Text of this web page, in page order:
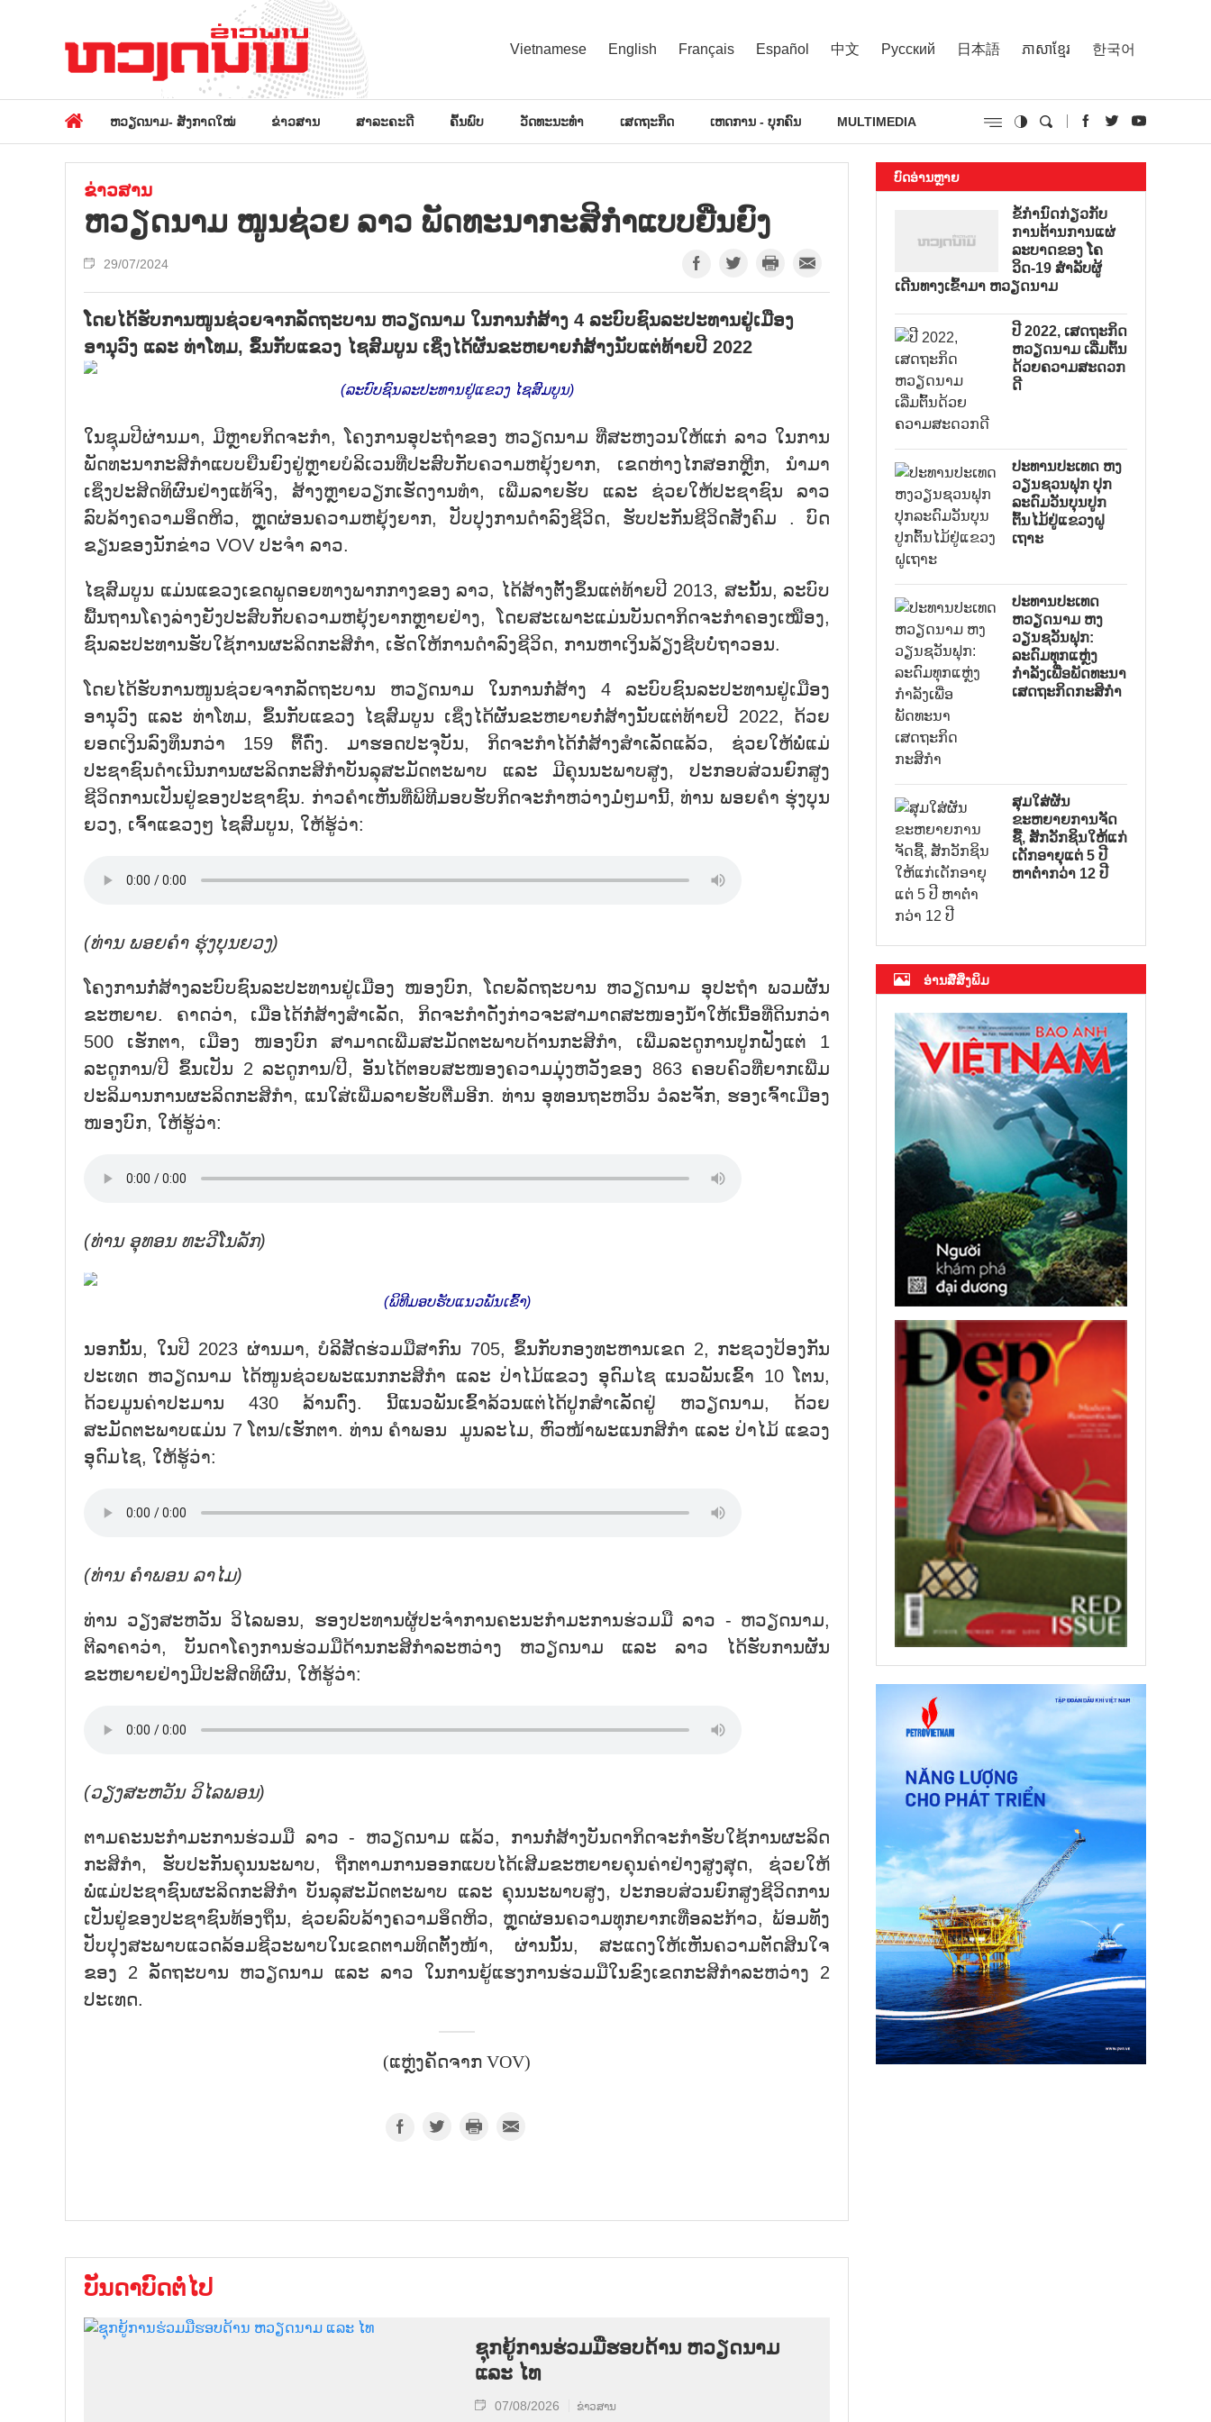
Vietnamese English Français Español 中文 Русский 日本語 ភាសាខ្មែរ 한국어
ຫວຽດນາມ- ສັງກາດໃໝ່ ຂ່າວສານ ສາລະຄະດີ ຄົ້ນພົບ ວັດທະນະທຳ ເສດຖະກິດ ເຫດການ - ບຸກຄົນ MULTIMEDIA
ຂ່າວສານ
ຫວຽດນາມ ໜູນຊ່ວຍ ລາວ ພັດທະນາກະສິກຳແບບຍືນຍົງ
29/07/2024
ໂດຍໄດ້ຮັບການໜູນຊ່ວຍຈາກລັດຖະບານ ຫວຽດນາມ ໃນການກໍ່ສ້າງ 4 ລະບົບຊົນລະປະທານຢູ່ເມືອງ
ອານຸວົງ ແລະ ທ່າໂທມ, ຂຶ້ນກັບແຂວງ ໄຊສົມບູນ ເຊິ່ງໄດ້ຜັນຂະຫຍາຍກໍ່ສ້າງນັບແຕ່ທ້າຍປີ 2022
(ລະບົບຊົນລະປະທານຢູ່ແຂວງ ໄຊສົມບູນ)
ໃນຊຸມປີຜ່ານມາ, ມີຫຼາຍກິດຈະກຳ, ໂຄງການອຸປະຖຳຂອງ ຫວຽດນາມ ທີ່ສະຫງວນໃຫ້ແກ່ ລາວ ໃນການ
ພັດທະນາກະສິກຳແບບຍືນຍົງຢູ່ຫຼາຍບໍລິເວນທີ່ປະສົບກັບຄວາມຫຍຸ້ງຍາກ, ເຂດຫ່າງໄກສອກຫຼີກ, ນຳມາ
ເຊິ່ງປະສິດທິຜົນຢ່າງແທ້ຈິງ, ສ້າງຫຼາຍວຽກເຮັດງານທຳ, ເພີ່ມລາຍຮັບ ແລະ ຊ່ວຍໃຫ້ປະຊາຊົນ ລາວ
ລົບລ້າງຄວາມອຶດຫິວ, ຫຼຸດຜ່ອນຄວາມຫຍຸ້ງຍາກ, ປັບປຸງການດຳລົງຊີວິດ, ຮັບປະກັນຊີວິດສັງຄົມ . ບົດ
ຂຽນຂອງນັກຂ່າວ VOV ປະຈຳ ລາວ.
ໄຊສົມບູນ ແມ່ນແຂວງເຂດພູດອຍທາງພາກກາງຂອງ ລາວ, ໄດ້ສ້າງຕັ້ງຂຶ້ນແຕ່ທ້າຍປີ 2013, ສະນັ້ນ, ລະບົບ
ພື້ນຖານໂຄງລ່າງຍັງປະສົບກັບຄວາມຫຍຸ້ງຍາກຫຼາຍຢ່າງ, ໂດຍສະເພາະແມ່ນບັນດາກິດຈະກຳຄອງເໝືອງ,
ຊົນລະປະທານຮັບໃຊ້ການຜະລິດກະສິກຳ, ເຮັດໃຫ້ການດຳລົງຊີວິດ, ການຫາເງິນລ້ຽງຊີບບໍ່ຖາວອນ.
ໂດຍໄດ້ຮັບການໜູນຊ່ວຍຈາກລັດຖະບານ ຫວຽດນາມ ໃນການກໍ່ສ້າງ 4 ລະບົບຊົນລະປະທານຢູ່ເມືອງ
ອານຸວົງ ແລະ ທ່າໂທມ, ຂຶ້ນກັບແຂວງ ໄຊສົມບູນ ເຊິ່ງໄດ້ຜັນຂະຫຍາຍກໍ່ສ້າງນັບແຕ່ທ້າຍປີ 2022, ດ້ວຍ
ຍອດເງິນລົງທຶນກວ່າ 159 ຕື້ດົ່ງ. ມາຮອດປະຈຸບັນ, ກິດຈະກຳໄດ້ກໍ່ສ້າງສຳເລັດແລ້ວ, ຊ່ວຍໃຫ້ພໍ່ແມ່
ປະຊາຊົນດຳເນີນການຜະລິດກະສິກຳບັນລຸສະມັດຕະພາບ ແລະ ມີຄຸນນະພາບສູງ, ປະກອບສ່ວນຍົກສູງ
ຊີວິດການເປັນຢູ່ຂອງປະຊາຊົນ. ກ່າວຄຳເຫັນທີ່ພິທີມອບຮັບກິດຈະກຳຫວ່າງມໍ່ໆມານີ້, ທ່ານ ພອຍຄຳ ຮຸ່ງບຸນ
ຍວງ, ເຈົ້າແຂວງໆ ໄຊສົມບູນ, ໃຫ້ຮູ້ວ່າ:
(ທ່ານ ພອຍຄຳ ຮຸ່ງບຸນຍວງ)
ໂຄງການກໍ່ສ້າງລະບົບຊົນລະປະທານຢູ່ເມືອງ ໜອງບົກ, ໂດຍລັດຖະບານ ຫວຽດນາມ ອຸປະຖຳ ພວມຜັນ
ຂະຫຍາຍ. ຄາດວ່າ, ເມື່ອໄດ້ກໍ່ສ້າງສຳເລັດ, ກິດຈະກຳດັ່ງກ່າວຈະສາມາດສະໜອງນ້ຳໃຫ້ເນື້ອທີ່ດິນກວ່າ
500 ເຮັກຕາ, ເມືອງ ໜອງບົກ ສາມາດເພີ່ມສະມັດຕະພາບດ້ານກະສິກຳ, ເພີ່ມລະດູການປູກຝັງແຕ່ 1
ລະດູການ/ປີ ຂຶ້ນເປັນ 2 ລະດູການ/ປີ, ອັນໄດ້ຕອບສະໜອງຄວາມມຸ່ງຫວັງຂອງ 863 ຄອບຄົວທີ່ຍາກເພີ່ມ
ປະລິມານການຜະລິດກະສິກຳ, ແນໃສ່ເພີ່ມລາຍຮັບຕື່ມອີກ. ທ່ານ ອຸທອນຖະຫວິນ ວໍລະຈັກ, ຮອງເຈົ້າເມືອງ
ໜອງບົກ, ໃຫ້ຮູ້ວ່າ:
(ທ່ານ ອຸທອນ ທະວີໂນລັກ)
(ພິທີມອບຮັບແນວພັນເຂົ້າ)
ນອກນັ້ນ, ໃນປີ 2023 ຜ່ານມາ, ບໍລິສັດຮ່ວມມືສາກົນ 705, ຂຶ້ນກັບກອງທະຫານເຂດ 2, ກະຊວງປ້ອງກັນ
ປະເທດ ຫວຽດນາມ ໄດ້ໜູນຊ່ວຍພະແນກກະສິກຳ ແລະ ປ່າໄມ້ແຂວງ ອຸດົມໄຊ ແນວພັນເຂົ້າ 10 ໂຕນ,
ດ້ວຍມູນຄ່າປະມານ 430 ລ້ານດົ່ງ. ນີ້ແນວພັນເຂົ້າລ້ວນແຕ່ໄດ້ປູກສຳເລັດຢູ່ ຫວຽດນາມ, ດ້ວຍ
ສະມັດຕະພາບແມ່ນ 7 ໂຕນ/ເຮັກຕາ. ທ່ານ ຄຳພອນ ມູນລະໄມ, ຫົວໜ້າພະແນກສິກຳ ແລະ ປ່າໄມ້ ແຂວງ
ອຸດົມໄຊ, ໃຫ້ຮູ້ວ່າ:
(ທ່ານ ຄຳພອນ ລາໄມ)
ທ່ານ ວຽງສະຫວັນ ວິໄລພອນ, ຮອງປະທານຜູ້ປະຈຳການຄະນະກຳມະການຮ່ວມມື ລາວ - ຫວຽດນາມ,
ຕີລາຄາວ່າ, ບັນດາໂຄງການຮ່ວມມືດ້ານກະສິກຳລະຫວ່າງ ຫວຽດນາມ ແລະ ລາວ ໄດ້ຮັບການຜັນ
ຂະຫຍາຍຢ່າງມີປະສິດທິຜົນ, ໃຫ້ຮູ້ວ່າ:
(ວຽງສະຫວັນ ວິໄລພອນ)
ຕາມຄະນະກຳມະການຮ່ວມມື ລາວ - ຫວຽດນາມ ແລ້ວ, ການກໍ່ສ້າງບັນດາກິດຈະກຳຮັບໃຊ້ການຜະລິດ
ກະສິກຳ, ຮັບປະກັນຄຸນນະພາບ, ຖືກຕາມການອອກແບບໄດ້ເສີມຂະຫຍາຍຄຸນຄ່າຢ່າງສູງສຸດ, ຊ່ວຍໃຫ້
ພໍ່ແມ່ປະຊາຊົນຜະລິດກະສິກຳ ບັນລຸສະມັດຕະພາບ ແລະ ຄຸນນະພາບສູງ, ປະກອບສ່ວນຍົກສູງຊີວິດການ
ເປັນຢູ່ຂອງປະຊາຊົນທ້ອງຖິ່ນ, ຊ່ວຍລົບລ້າງຄວາມອຶດຫິວ, ຫຼຸດຜ່ອນຄວາມທຸກຍາກເທື່ອລະກ້າວ, ພ້ອມທັງ
ປັບປຸງສະພາບແວດລ້ອມຊີວະພາບໃນເຂດຕາມທິດຕັ້ງໜ້າ, ຜ່ານນັ້ນ, ສະແດງໃຫ້ເຫັນຄວາມຕັດສິນໃຈ
ຂອງ 2 ລັດຖະບານ ຫວຽດນາມ ແລະ ລາວ ໃນການຍູ້ແຮງການຮ່ວມມືໃນຂົງເຂດກະສິກຳລະຫວ່າງ 2
ປະເທດ.
(ແຫຼ່ງຄັດຈາກ VOV)
ບັນດາບົດຕໍ່ໄປ
ຊຸກຍູ້ການຮ່ວມມືຮອບດ້ານ ຫວຽດນາມ
ແລະ ໄທ
07/08/2026 ຂ່າວສານ
ບົດອ່ານຫຼາຍ
ຂໍ້ກຳນົດກ່ຽວກັບ
ການຕ້ານການແຜ່
ລະບາດຂອງ ໂຄ
ວິດ-19 ສຳລັບຜູ້
ເດີນທາງເຂົ້າມາ ຫວຽດນາມ
ປີ 2022, ເສດຖະກິດ
ຫວຽດນາມ ເລີ່ມຕົ້ນ
ດ້ວຍຄວາມສະດວກ
ດີ
ປະທານປະເທດ ຫງ
ວຽນຊວນຟຸກ ປຸກ
ລະດົມວັນບຸນປູກ
ຕົ້ນໄມ້ຢູ່ແຂວງຝູ
ເຖາະ
ປະທານປະເທດ
ຫວຽດນາມ ຫງ
ວຽນຊວັນຟຸກ:
ລະດົມທຸກແຫຼ່ງ
ກຳລັງເພື່ອພັດທະນາ
ເສດຖະກິດກະສິກຳ
ສຸມໃສ່ຜັນ
ຂະຫຍາຍການຈັດ
ຊື້, ສັກວັກຊິນໃຫ້ແກ່
ເດັກອາຍຸແຕ່ 5 ປີ
ຫາຕ່ຳກວ່າ 12 ປີ
ອ່ານສື່ສິ່ງພິມ